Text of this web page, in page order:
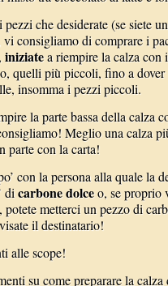
che desiderate (se siete
consigliamo di comprare i
iniziatea riempire la calza con
quelli più piccoli, fino a dover
insomma i pezzi piccoli.
la parte bassa della calza
Meglio una calza
parte con la carta!
con la persona alla quale la
dicarbone dolceo, se proprio
metterci un pezzo di
il destinatario!
alle scope!
su come preparare la calza